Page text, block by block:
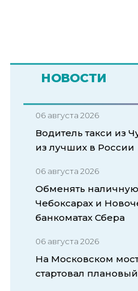
НОВОСТИ
06 августа 2026
Водитель такси из
из лучших в России
06 августа 2026
Обменять
Чебоксарах и
банкоматах Сбера
06 августа 2026
На Московском
стартовал